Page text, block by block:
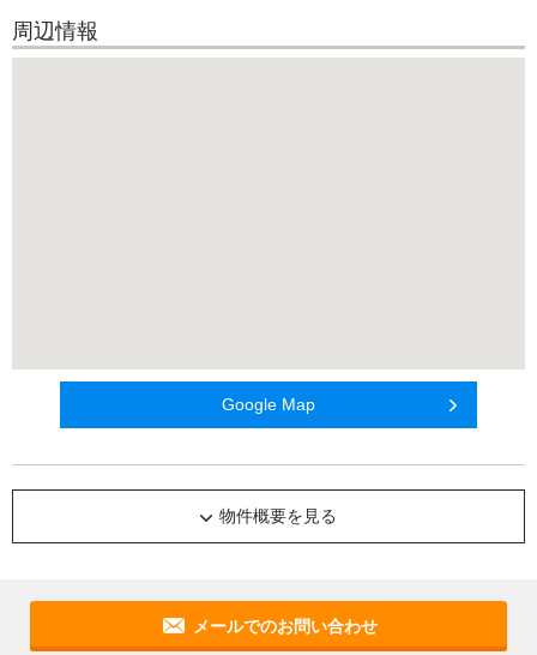
周辺情報
Google Map
物件概要を見る
メールでのお問い合わせ